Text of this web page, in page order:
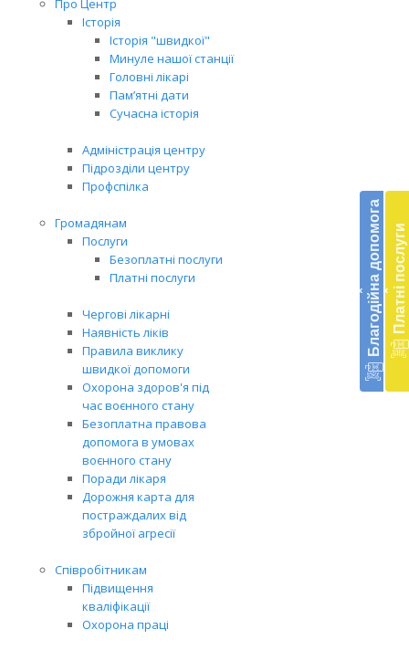
Про Центр
Історія
Історія "швидкої"
Минуле нашої станції
Головні лікарі
Пам’ятні дати
Сучасна історія
Адміністрація центру
Підрозділи центру
Профспілка
Громадянам
Послуги
Безоплатні послуги
Платні послуги
Чергові лікарні
Наявність ліків
Правила виклику
швидкої допомоги
Охорона здоров'я під
час воєнного стану
Безоплатна правова
допомога в умовах
воєнного стану
Поради лікаря
Дорожня карта для
постраждалих від
збройної агресії
Співробітникам
Підвищення
кваліфікації
Охорона праці
‹ Благодійна допомога ‹ Платні послуги